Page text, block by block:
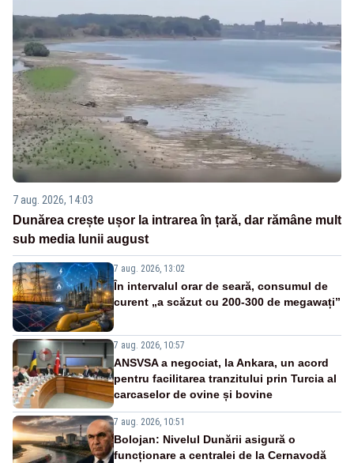
7 aug. 2026, 14:03
Dunărea crește ușor la intrarea în țară, dar rămâne mult
sub media lunii august
7 aug. 2026, 13:02
În intervalul orar de seară, consumul de
curent „a scăzut cu 200-300 de megawați”
7 aug. 2026, 10:57
ANSVSA a negociat, la Ankara, un acord
pentru facilitarea tranzitului prin Turcia al
carcaselor de ovine și bovine
7 aug. 2026, 10:51
Bolojan: Nivelul Dunării asigură o
funcționare a centralei de la Cernavodă